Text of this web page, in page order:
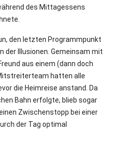
des Mittagessens
den letzten Programmpunkt
der Illusionen. Gemeinsam mit
aus einem (dann doch
hatten alle
die Heimreise anstand. Da
Bahn erfolgte, blieb sogar
Zwischenstopp bei einer
der Tag optimal